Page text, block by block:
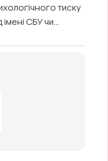
тиску
СБУ чи...